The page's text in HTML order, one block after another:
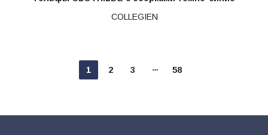
COLLEGIEN
1 2 3 58